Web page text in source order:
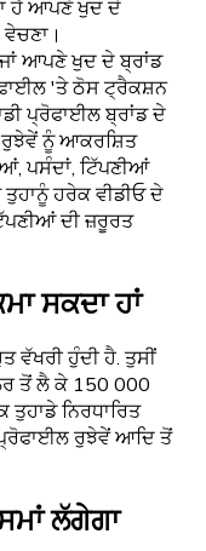
ਹੈ ਆਪਣੇ ਖੁਦ ਦੇ
ਵੇਚਣਾ।
ਆਪਣੇ ਖੁਦ ਦੇ ਬ੍ਰਾਂਡ
'ਤੇ ਠੋਸ ਟ੍ਰੈਕਸ਼ਨ
ਪ੍ਰੋਫਾਈਲ ਬ੍ਰਾਂਡ ਦੇ
ਰੁਝੇਵੇਂ ਨੂੰ ਆਕਰਸ਼ਿਤ
ਪਸੰਦਾਂ, ਟਿੱਪਣੀਆਂ
ਹਰੇਕ ਵੀਡੀਓ ਦੇ
ਦੀ ਜ਼ਰੂਰਤ
ਸਕਦਾ ਹਾਂ
ਵੱਖਰੀ ਹੁੰਦੀ ਹੈ. ਤੁਸੀਂ
ਤੋਂ ਲੈ ਕੇ 150 000
ਨਿਰਧਾਰਿਤ
ਰੁਝੇਵੇਂ ਆਦਿ ਤੋਂ
ਲੱਗੇਗਾ